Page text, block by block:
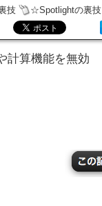
技 ☆Spotlightの裏技
計算機能を無効